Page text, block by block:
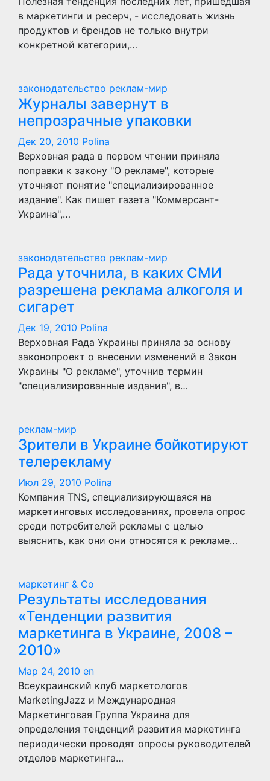
в маркетинги и ресерч, - исследовать жизнь
продуктов и брендов не только внутри
конкретной категории,…
законодательство реклам-мир
Журналы завернут в
непрозрачные упаковки
Дек 20, 2010 Polina
Верховная рада в первом чтении приняла
поправки к закону "О рекламе", которые
уточняют понятие "специализированное
издание". Как пишет газета "Коммерсант-
Украина",…
законодательство реклам-мир
Рада уточнила, в каких СМИ
разрешена реклама алкоголя и
сигарет
Дек 19, 2010 Polina
Верховная Рада Украины приняла за основу
законопроект о внесении изменений в Закон
Украины "О рекламе", уточнив термин
"специализированные издания", в…
реклам-мир
Зрители в Украине бойкотируют
телерекламу
Июл 29, 2010 Polina
Компания TNS, специализирующаяся на
маркетинговых исследованиях, провела опрос
среди потребителей рекламы с целью
выяснить, как они они относятся к рекламе…
маркетинг & Co
Результаты исследования
«Тенденции развития
маркетинга в Украине, 2008 –
2010»
Мар 24, 2010 en
Всеукраинский клуб маркетологов
MarketingJazz и Международная
Маркетинговая Группа Украина для
определения тенденций развития маркетинга
периодически проводят опросы руководителей
отделов маркетинга…